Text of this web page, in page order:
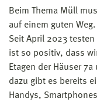
Beim Thema Müll
auf einem guten Weg.
Seit April 2023
ist so positiv, dass
Etagen der Häuser
dazu gibt es bereits
Handys,